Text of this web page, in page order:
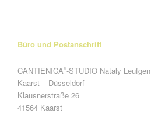
Büro und Postanschrift
CANTIENICA®-STUDIO Nataly Leufgen
Kaarst – Düsseldorf
Klausnerstraße 26
41564 Kaarst